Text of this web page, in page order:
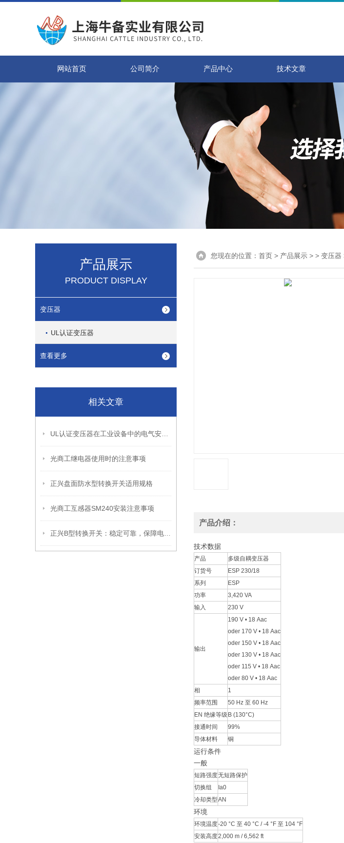
网站首页 公司简介 产品中心 技术文章
产品展示
PRODUCT DISPLAY
变压器
UL认证变压器
查看更多
相关文章
光商工继电器使用时的注意事项
正兴盘面防水型转换开关适用规格
光商工互感器SM240安装注意事项
您现在的位置： 首页 > 产品展示 > > 变压器
产品介绍：
技术数据
产品
多级自耦变压器
订货号
ESP 230/18
系列
ESP
功率
3,420 VA
输入
230 V
输出
190 V • 18 Aac
oder 170 V • 18 Aac
oder 150 V • 18 Aac
oder 130 V • 18 Aac
oder 115 V • 18 Aac
oder 80 V • 18 Aac
相
1
频率范围
50 Hz 至 60 Hz
EN 绝缘等级 B (130°C)
接通时间
99%
导体材料
铜
运行条件
一般
短路强度无短路保护
切换组
Ia0
冷却类型AN
环境
环境温度-20 °C 至 40 °C / -4 °F 至 104 °F
安装高度2,000 m / 6,562 ft